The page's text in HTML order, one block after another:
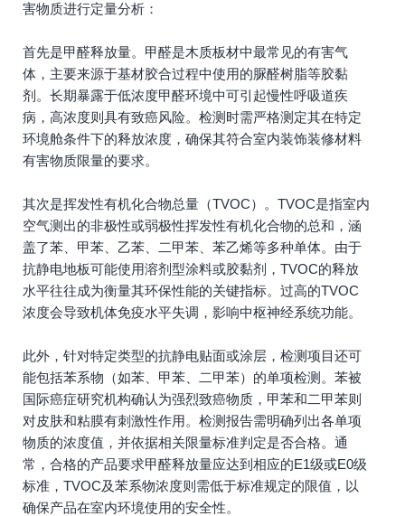
害物质进行定量分析：
首先是甲醛释放量。甲醛是木质板材中最常见的有害气
体，主要来源于基材胶合过程中使用的脲醛树脂等胶黏
剂。长期暴露于低浓度甲醛环境中可引起慢性呼吸道疾
病，高浓度则具有致癌风险。检测时需严格测定其在特定
环境舱条件下的释放浓度，确保其符合室内装饰装修材料
有害物质限量的要求。
其次是挥发性有机化合物总量（TVOC）。TVOC是指室内
空气测出的非极性或弱极性挥发性有机化合物的总和，涵
盖了苯、甲苯、乙苯、二甲苯、苯乙烯等多种单体。由于
抗静电地板可能使用溶剂型涂料或胶黏剂，TVOC的释放
水平往往成为衡量其环保性能的关键指标。过高的TVOC
浓度会导致机体免疫水平失调，影响中枢神经系统功能。
此外，针对特定类型的抗静电贴面或涂层，检测项目还可
能包括苯系物（如苯、甲苯、二甲苯）的单项检测。苯被
国际癌症研究机构确认为强烈致癌物质，甲苯和二甲苯则
对皮肤和粘膜有刺激性作用。检测报告需明确列出各单项
物质的浓度值，并依据相关限量标准判定是否合格。通
常，合格的产品要求甲醛释放量应达到相应的E1级或E0级
标准，TVOC及苯系物浓度则需低于标准规定的限值，以
确保产品在室内环境使用的安全性。